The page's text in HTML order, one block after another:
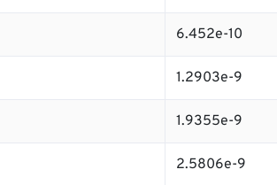
6.452e-10
1.2903e-9
1.9355e-9
2.5806e-9